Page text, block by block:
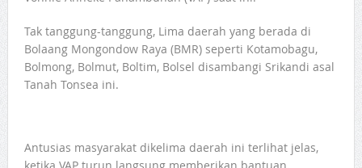
Tak tanggung-tanggung, Lima daerah yang berada di
Bolaang Mongondow Raya (BMR) seperti Kotamobagu,
Bolmong, Bolmut, Boltim, Bolsel disambangi Srikandi asal
Tanah Tonsea ini.
Antusias masyarakat dikelima daerah ini terlihat jelas,